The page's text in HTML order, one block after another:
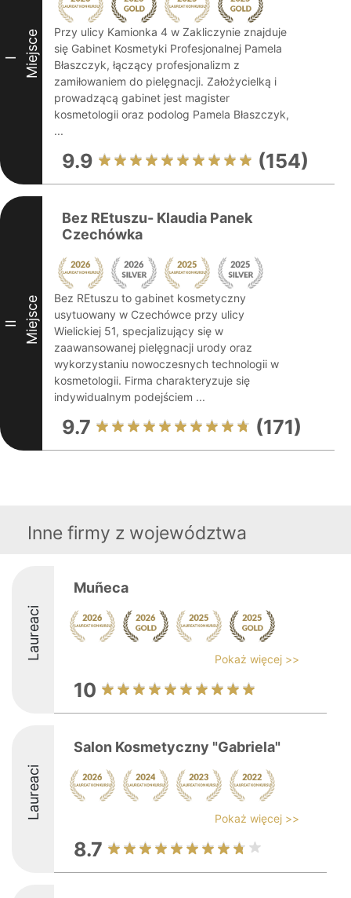
I Miejsce
Przy ulicy Kamionka 4 w Zakliczynie znajduje
się Gabinet Kosmetyki Profesjonalnej Pamela
Błaszczyk, łączący profesjonalizm z
zamiłowaniem do pielęgnacji. Założycielką i
prowadzącą gabinet jest magister
kosmetologii oraz podolog Pamela Błaszczyk,
...
9.9 (154)
II Miejsce
Bez REtuszu- Klaudia Panek
Czechówka
Bez REtuszu to gabinet kosmetyczny
usytuowany w Czechówce przy ulicy
Wielickiej 51, specjalizujący się w
zaawansowanej pielęgnacji urody oraz
wykorzystaniu nowoczesnych technologii w
kosmetologii. Firma charakteryzuje się
indywidualnym podejściem ...
9.7 (171)
Inne firmy z województwa
Laureaci
Muñeca
Pokaż więcej >>
10
Laureaci
Salon Kosmetyczny "Gabriela"
Pokaż więcej >>
8.7